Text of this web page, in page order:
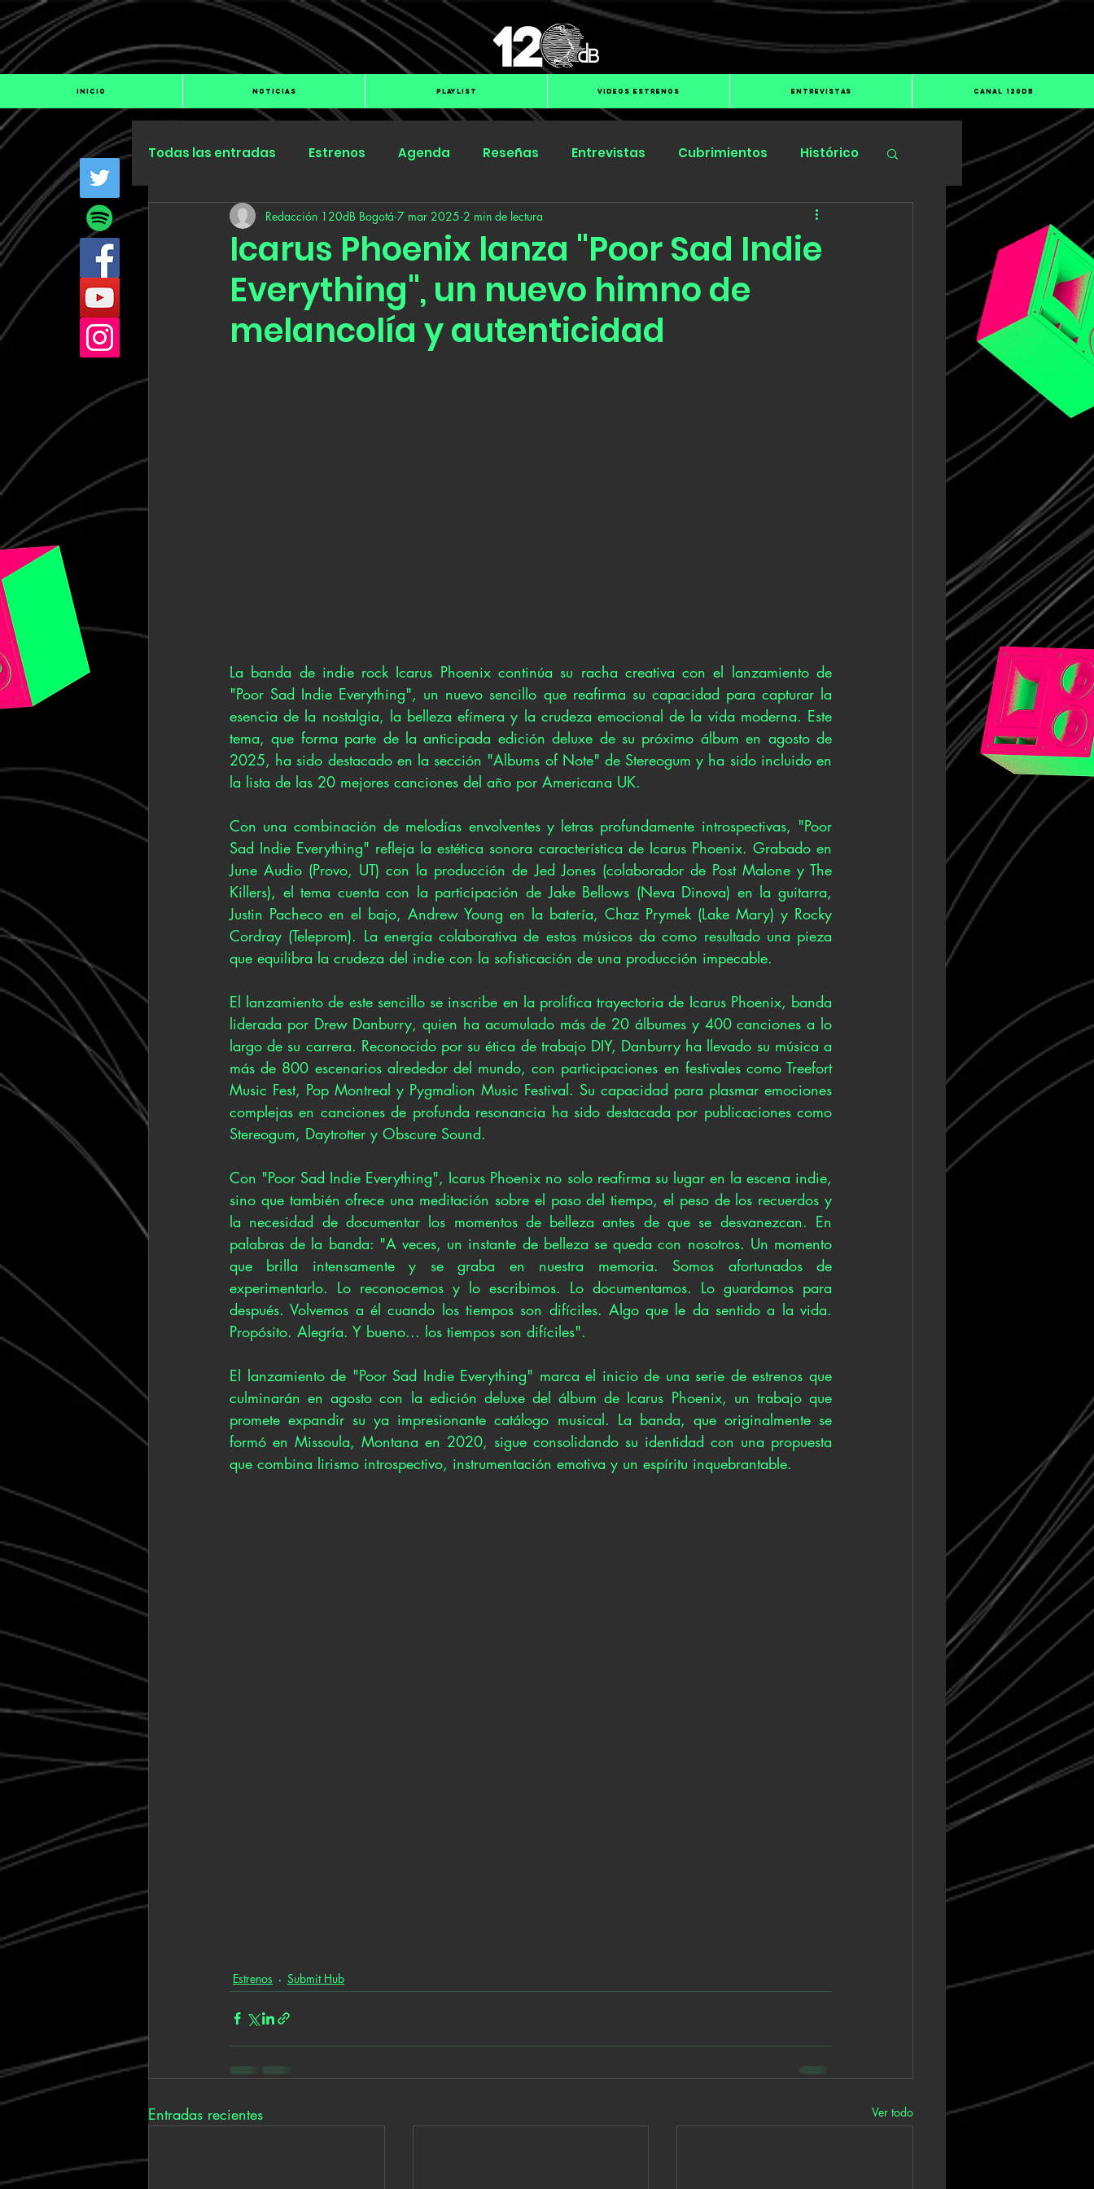
INICIO NOTICIAS PLAYLIST VIDEOS ESTRENOS ENTREVISTAS CANAL 120dB
Todas las entradas Estrenos Agenda Reseñas Entrevistas Cubrimientos Histórico
Industria Especiales Submit Hub Groover
Icarus Phoenix lanza "Poor Sad Indie
Everything", un nuevo himno de
melancolía y autenticidad
Redacción 120dB Bogotá 7 mar 2025 2 min de lectura
La banda de indie rock Icarus Phoenix continúa su racha creativa con el lanzamiento de
"Poor Sad Indie Everything", un nuevo sencillo que reafirma su capacidad para capturar la
esencia de la nostalgia, la belleza efímera y la crudeza emocional de la vida moderna. Este
tema, que forma parte de la anticipada edición deluxe de su próximo álbum en agosto de
2025, ha sido destacado en la sección "Albums of Note" de Stereogum y ha sido incluido en
la lista de las 20 mejores canciones del año por Americana UK.
Con una combinación de melodías envolventes y letras profundamente introspectivas, "Poor
Sad Indie Everything" refleja la estética sonora característica de Icarus Phoenix. Grabado en
June Audio (Provo, UT) con la producción de Jed Jones (colaborador de Post Malone y The
Killers), el tema cuenta con la participación de Jake Bellows (Neva Dinova) en la guitarra,
Justin Pacheco en el bajo, Andrew Young en la batería, Chaz Prymek (Lake Mary) y Rocky
Cordray (Teleprom). La energía colaborativa de estos músicos da como resultado una pieza
que equilibra la crudeza del indie con la sofisticación de una producción impecable.
El lanzamiento de este sencillo se inscribe en la prolífica trayectoria de Icarus Phoenix, banda
liderada por Drew Danburry, quien ha acumulado más de 20 álbumes y 400 canciones a lo
largo de su carrera. Reconocido por su ética de trabajo DIY, Danburry ha llevado su música a
más de 800 escenarios alrededor del mundo, con participaciones en festivales como Treefort
Music Fest, Pop Montreal y Pygmalion Music Festival. Su capacidad para plasmar emociones
complejas en canciones de profunda resonancia ha sido destacada por publicaciones como
Stereogum, Daytrotter y Obscure Sound.
Con "Poor Sad Indie Everything", Icarus Phoenix no solo reafirma su lugar en la escena indie,
sino que también ofrece una meditación sobre el paso del tiempo, el peso de los recuerdos y
la necesidad de documentar los momentos de belleza antes de que se desvanezcan. En
palabras de la banda: "A veces, un instante de belleza se queda con nosotros. Un momento
que brilla intensamente y se graba en nuestra memoria. Somos afortunados de
experimentarlo. Lo reconocemos y lo escribimos. Lo documentamos. Lo guardamos para
después. Volvemos a él cuando los tiempos son difíciles. Algo que le da sentido a la vida.
Propósito. Alegría. Y bueno... los tiempos son difíciles".
El lanzamiento de "Poor Sad Indie Everything" marca el inicio de una serie de estrenos que
culminarán en agosto con la edición deluxe del álbum de Icarus Phoenix, un trabajo que
promete expandir su ya impresionante catálogo musical. La banda, que originalmente se
formó en Missoula, Montana en 2020, sigue consolidando su identidad con una propuesta
que combina lirismo introspectivo, instrumentación emotiva y un espíritu inquebrantable.
Estrenos Submit Hub
Entradas recientes Ver todo